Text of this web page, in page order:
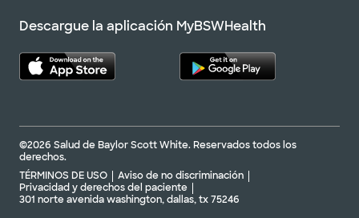
Descargue la aplicación MyBSWHealth
©2026 Salud de Baylor Scott White. Reservados todos los
derechos.
TÉRMINOS DE USO
Aviso de no discriminación
Privacidad y derechos del paciente
301 norte avenida washington, dallas, tx 75246